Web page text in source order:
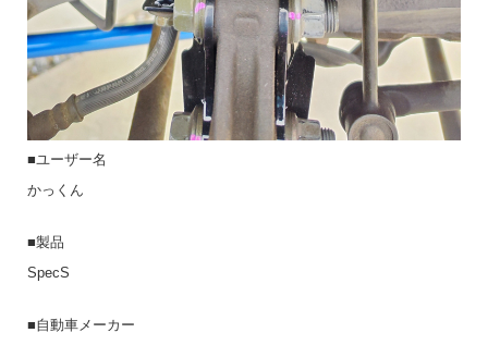
■ユーザー名
かっくん
■製品
SpecS
■自動車メーカー